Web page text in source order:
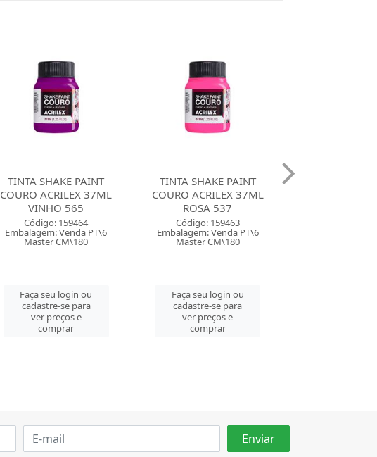
TINTA SHAKE PAINT
COURO ACRILEX 37ML
ROSA 537
Código: 159463
Embalagem: Venda PT\6
Master CM\180
Faça seu login ou
cadastre-se para
ver preços e
comprar
TINTA SHAKE PAINT
COURO ACRILEX 37ML
METALICO PRATA 533
Código: 159462
Embalagem: Venda PT\6
Master CM\180
Faça seu login ou
cadastre-se para
ver preços e
comprar